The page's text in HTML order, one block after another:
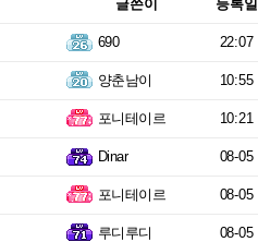
글쓴이 등록일
690 22:07
양춘남이 10:55
포니테이르 10:21
Dinar 08-05
포니테이르 08-05
루디루디 08-05